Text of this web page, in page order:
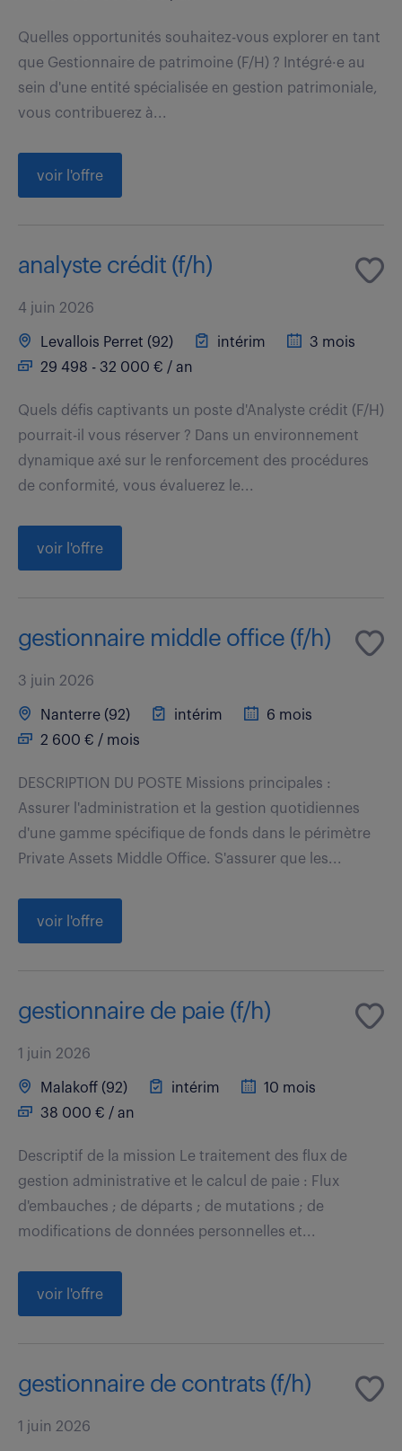
Quelles opportunités souhaitez-vous explorer en tant
que Gestionnaire de patrimoine (F/H) ? Intégré·e au
sein d'une entité spécialisée en gestion patrimoniale,
vous contribuerez à...
voir l'offre
analyste crédit (f/h)
4 juin 2026
Levallois Perret (92) intérim
3 mois
29 498 - 32 000 € / an
Quels défis captivants un poste d'Analyste crédit (F/H)
pourrait-il vous réserver ? Dans un environnement
dynamique axé sur le renforcement des procédures
de conformité, vous évaluerez le...
voir l'offre
gestionnaire middle office (f/h)
3 juin 2026
Nanterre (92) intérim
6 mois
2 600 € / mois
DESCRIPTION DU POSTE Missions principales :
Assurer l'administration et la gestion quotidiennes
d'une gamme spécifique de fonds dans le périmètre
Private Assets Middle Office. S'assurer que les...
voir l'offre
gestionnaire de paie (f/h)
1 juin 2026
Malakoff (92) intérim
10 mois
38 000 € / an
Descriptif de la mission Le traitement des flux de
gestion administrative et le calcul de paie : Flux
d'embauches ; de départs ; de mutations ; de
modifications de données personnelles et...
voir l'offre
gestionnaire de contrats (f/h)
1 juin 2026